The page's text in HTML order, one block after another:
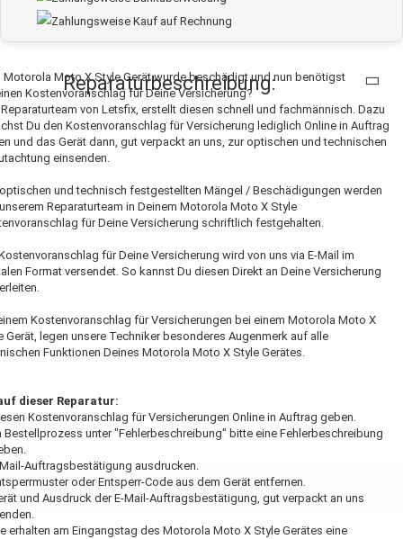
Reparaturbeschreibung:
Motorola Moto X Style Gerät wurde beschädigt und nun benötigst
Kostenvoranschlag für Deine Versicherung?
von Letsfix, erstellt diesen schnell und fachmännisch. Dazu
Du den Kostenvoranschlag für Versicherung lediglich Online in Auftrag
und das Gerät dann, gut verpackt an uns, zur optischen und technischen
einsenden.
und technisch festgestellten Mängel / Beschädigungen werden
Reparaturteam in Deinem Motorola Moto X Style
für Deine Versicherung schriftlich festgehalten.
für Deine Versicherung wird von uns via E-Mail im
Format versendet. So kannst Du diesen Direkt an Deine Versicherung
Kostenvoranschlag für Versicherungen bei einem Motorola Moto X
Gerät, legen unsere Techniker besonderes Augenmerk auf alle
Funktionen Deines Motorola Moto X Style Gerätes.
dieser Reparatur:
Kostenvoranschlag für Versicherungen Online in Auftrag geben.
Bestellprozess unter "Fehlerbeschreibung" bitte eine Fehlerbeschreibung
Auftragsbestätigung ausdrucken.
oder Entsperr-Code aus dem Gerät entfernen.
und Ausdruck der E-Mail-Auftragsbestätigung, gut verpackt an uns
erhalten am Eingangstag des Motorola Moto X Style Gerätes eine